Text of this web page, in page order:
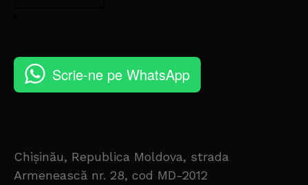
Scrie-ne pe WhatsApp
Chișinău, Republica Moldova, strada
Armenească nr. 28, cod MD-2012